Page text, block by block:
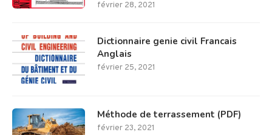
février 28, 2021
Dictionnaire genie civil Francais
Anglais
février 25, 2021
Méthode de terrassement (PDF)
février 23, 2021